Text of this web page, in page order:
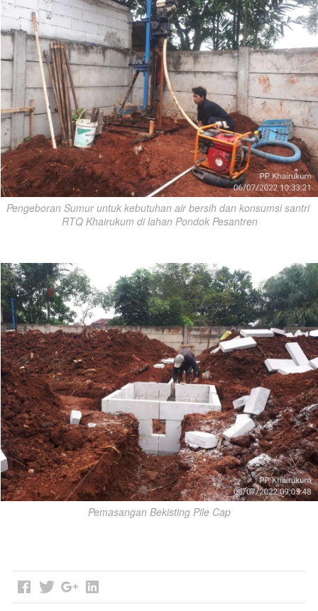
Pengeboran Sumur untuk kebutuhan air bersih dan konsumsi santri
RTQ Khairukum di lahan Pondok Pesantren
Pemasangan Bekisting Pile Cap